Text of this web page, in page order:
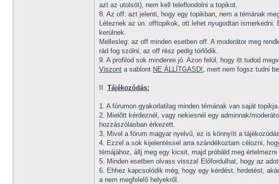
azt az utolsót), nem kell telefloodolni a topikot.
8. Az off: azt jelenti, hogy egy topikban, nem a témának
Léteznek az ún. offtopikok, ott lehet nyugodtan
kerülnek.
Mellesleg: az off minden esetben off. A moderátor meg
rád fog szólni, az off rész pedig törlődik.
9. A profilod sok mindenre jó. Azon felül, hogy itt tudod
Viszont a sablont NE ÁLLÍTGASD!, mert nem fogsz tudni
II. Tájékozódás:
1. A fórumon gyakorlatilag minden témának van saját
2. Mielőtt kérdeznél, vagy nekiesnél egy adminnak/
hozzászólásban érkezett.
3. Mivel a fórum magyar nyelvű, ez is könnyíti a
4. Ezzel a sok kijelentéssel arra szándékoztam célozni,
témájához, állj meg egy kicsit, majd próbáld meg
5. Minden esetben olvass vissza! Előfordulhat, hogy az
6. Ehhez kapcsolódik még, hogy egy kérdést, hirdetést,
a nem megfelelő helyekről.